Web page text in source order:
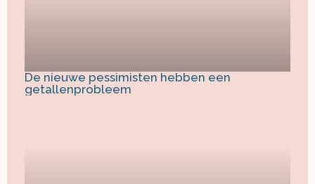
De nieuwe pessimisten hebben een
getallenprobleem